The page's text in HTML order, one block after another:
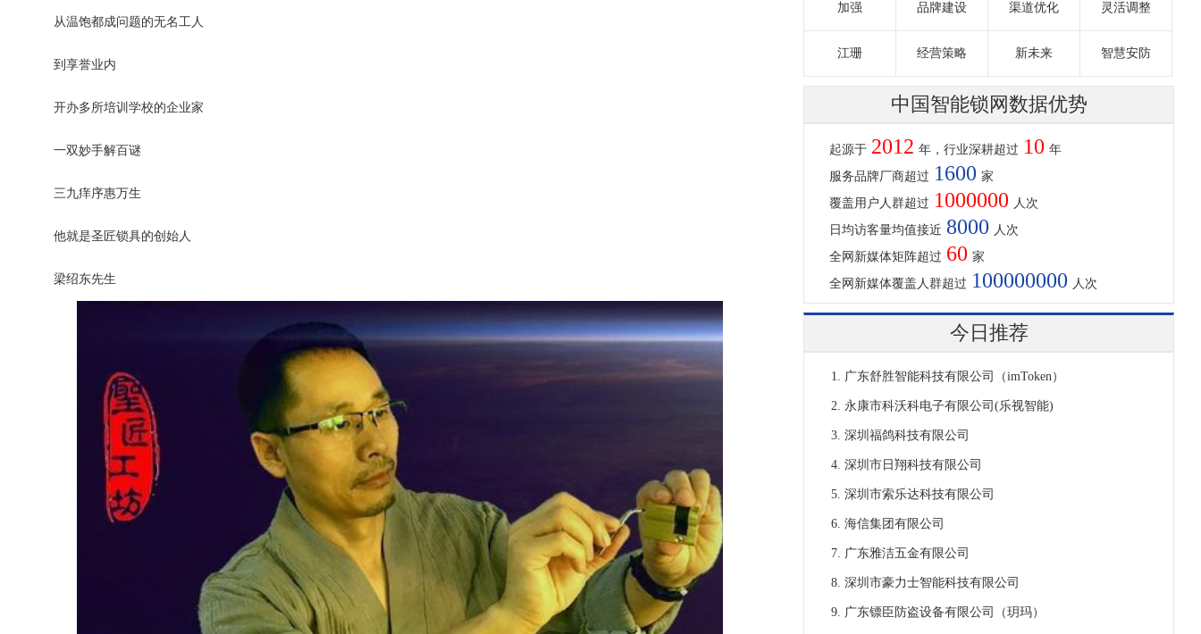
从温饱都成问题的无名工人
到享誉业内
开办多所培训学校的企业家
一双妙手解百谜
三九痒序惠万生
他就是圣匠锁具的创始人
梁绍东先生
加强 品牌建设 渠道优化 灵活调整
江珊 经营策略 新未来 智慧安防
中国智能锁网数据优势
起源于 2012 年，行业深耕超过 10 年
服务品牌厂商超过 1600 家
覆盖用户人群超过 1000000 人次
日均访客量均值接近 8000 人次
全网新媒体矩阵超过 60 家
全网新媒体覆盖人群超过 100000000 人次
今日推荐
广东舒胜智能科技有限公司（imToken）
永康市科沃科电子有限公司(乐视智能)
深圳福鸽科技有限公司
深圳市日翔科技有限公司
深圳市索乐达科技有限公司
海信集团有限公司
广东雅洁五金有限公司
深圳市豪力士智能科技有限公司
广东镖臣防盗设备有限公司（玥玛）